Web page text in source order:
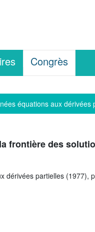
Congrès
équations aux dérivées
frontière des
dérivées partielles (1977),